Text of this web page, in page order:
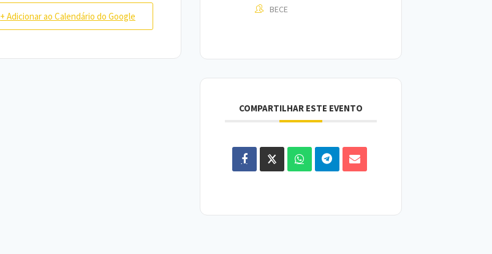
+ Adicionar ao Calendário do Google
BECE
COMPARTILHAR ESTE EVENTO